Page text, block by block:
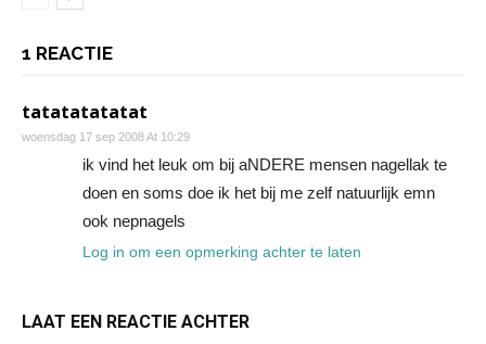
1 REACTIE
tatatatatatat
woensdag 17 sep 2008 At 10:29
ik vind het leuk om bij aNDERE mensen nagellak te
doen en soms doe ik het bij me zelf natuurlijk emn
ook nepnagels
Log in om een opmerking achter te laten
LAAT EEN REACTIE ACHTER